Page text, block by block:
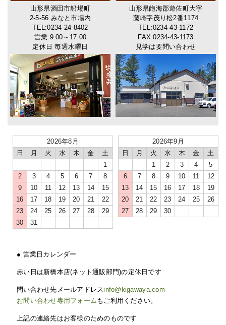
山形県酒田市船場町
2-5-56 みなと市場内
TEL:0234-24-8402
営業:9:00～17:00
定休日 毎週水曜日
山形県飽海郡遊佐町大字
藤崎字茂り松2番1174
TEL:0234-43-1172
FAX:0234-43-1173
見学は要問い合わせ
2026年8月
日
月 火 水 木 金
土
1
2
3 4 5 6 7
8
9
10 11 12 13 14
15
16
17 18 19 20 21
22
23
24 25 26 27 28
29
30
31
2026年9月
日
月 火 水 木 金
土
1
2 3 4
5
6
7 8 9 10 11
12
13
14 15 16 17 18
19
20
21 22 23 24 25
26
27
28 29 30
● 営業日カレンダー
赤い日は新橋本店(ネット通販部門)の定休日です
問い合わせ先メールアドレスinfo@kigawaya.com
お問い合わせ専用フォーム もご利用ください。
上記の連絡先はお客様のためのものです